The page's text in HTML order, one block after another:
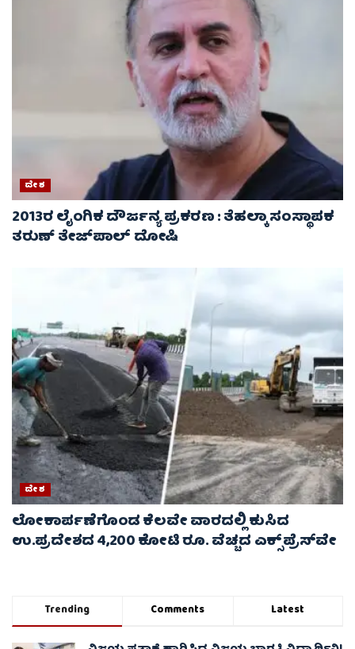
ದೇಶ
2013ರ ಲೈಂಗಿಕ ದೌರ್ಜನ್ಯ ಪ್ರಕರಣ : ತೆಹಲ್ಕಾ ಸಂಸ್ಥಾಪಕ
ತರುಣ್ ತೇಜ್‌ಪಾಲ್ ದೋಷಿ
ದೇಶ
ಲೋಕಾರ್ಪಣೆಗೊಂಡ ಕೆಲವೇ ವಾರದಲ್ಲಿ ಕುಸಿದ
ಉ.ಪ್ರದೇಶದ 4,200 ಕೋಟಿ ರೂ. ವೆಚ್ಚದ ಎಕ್ಸ್‌ಪ್ರೆಸ್‌ವೇ
Trending Comments Latest